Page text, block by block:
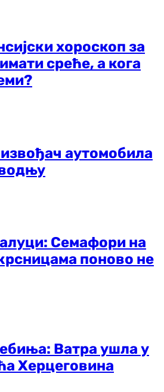
хороскоп за
среће, а кога
аутомобила
Семафори на
поново не
Ватра ушла у
Херцеговина